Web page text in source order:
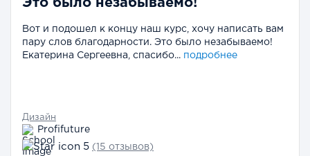
Это было незабываемо!
Вот и подошел к концу наш курс, хочу написать вам
пару слов благодарности. Это было незабываемо!
Екатерина Сергеевна, спасибо... подробнее
Дизайн
Profifuture
5 (15 отзывов)